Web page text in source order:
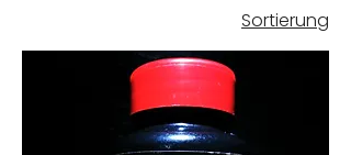
Sortierung